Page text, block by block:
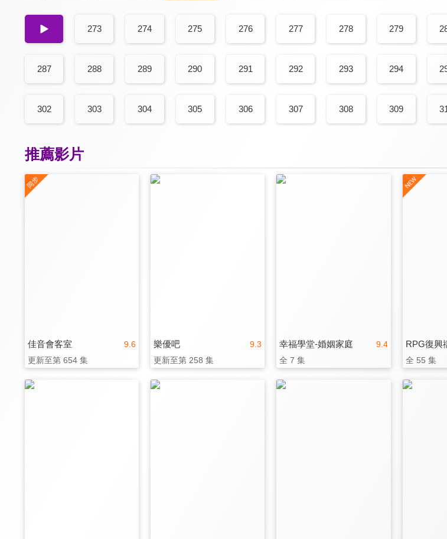
272 273 274 275 276 277 278 279
287 288 289 290 291 292 293 294
302 303 304 305 306 307 308 309
推薦影片
9.6
佳音會客室
更新至第 654 集
9.3
樂優吧
更新至第 258 集
9.4
幸福學堂-婚姻家庭
全 7 集
RPG復興
全 55 集